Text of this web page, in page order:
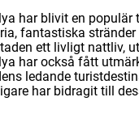
har blivit en populär
fantastiska
ett livligt nattliv,
har också fått
ledande
har bidragit till